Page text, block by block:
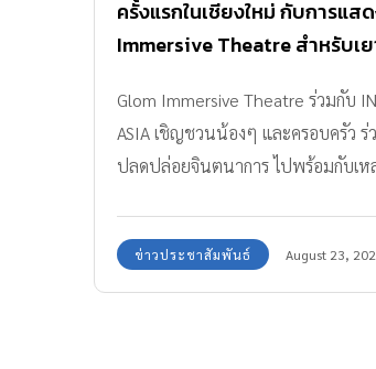
ครั้งแรกในเชียงใหม่ กับการแส
Immersive Theatre สำหรับเ
ผจญภัยของเหล่านักรบวานร”
Glom Immersive Theatre ร่วมกับ
ASIA เชิญชวนน้องๆ และครอบครัว
ปลดปล่อยจินตนาการ ไปพร้อมกับเห
ภัยของเหล่านักรบวานร” ณ Dream
Gallery เชียงใหม่ เริ่ม 27 สิงหาคม
ข่าวประชาสัมพันธ์ August 23,